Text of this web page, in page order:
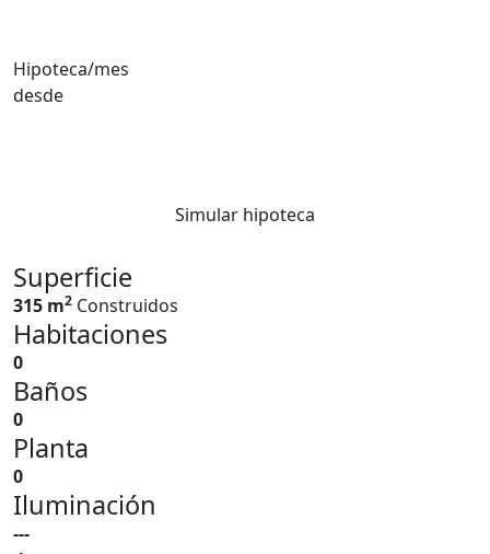
Hipoteca/mes
desde
Simular hipoteca
Superficie
315 m2 Construidos
Habitaciones
0
Baños
0
Planta
0
Iluminación
---